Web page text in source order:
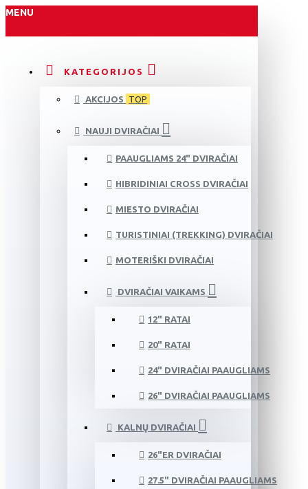
MENU
KATEGORIJOS
AKCIJOS TOP
NAUJI DVIRAČIAI
PAAUGLIAMS 24" DVIRAČIAI
HIBRIDINIAI CROSS DVIRAČIAI
MIESTO DVIRAČIAI
TURISTINIAI (TREKKING) DVIRAČIAI
MOTERIŠKI DVIRAČIAI
DVIRAČIAI VAIKAMS
12" RATAI
20" RATAI
24" DVIRAČIAI PAAUGLIAMS
26" DVIRAČIAI PAAUGLIAMS
KALNŲ DVIRAČIAI
26"ER DVIRAČIAI
27.5" DVIRAČIAI PAAUGLIAMS